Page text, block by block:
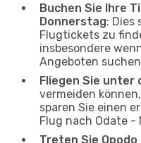
Buchen Sie Ihre
Donnerstag: Dies
Flugtickets zu
insbesondere
Angeboten
Fliegen Sie unter
vermeiden
sparen Sie einen
Flug nach Odate -
Treten Sie Opodo